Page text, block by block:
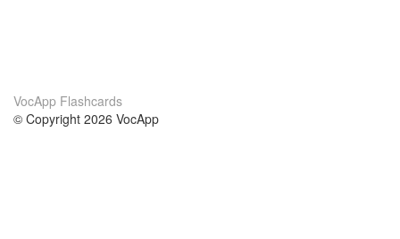
VocApp Flashcards
© Copyright 2026 VocApp